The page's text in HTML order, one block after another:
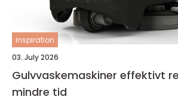
inspiration
03. July 2026
Gulvvaskemaskiner effektivt renhold på
mindre tid